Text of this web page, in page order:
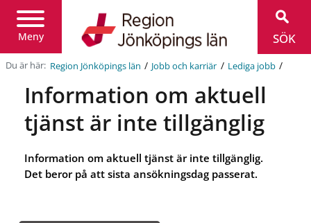
Meny
Jönköpings
län
SÖK
Du är här: Region Jönköpings län / Jobb och karriär / Lediga jobb /
Information om aktuell
tjänst är inte tillgänglig
Information om aktuell tjänst är inte tillgänglig.
Det beror på att sista ansökningsdag passerat.